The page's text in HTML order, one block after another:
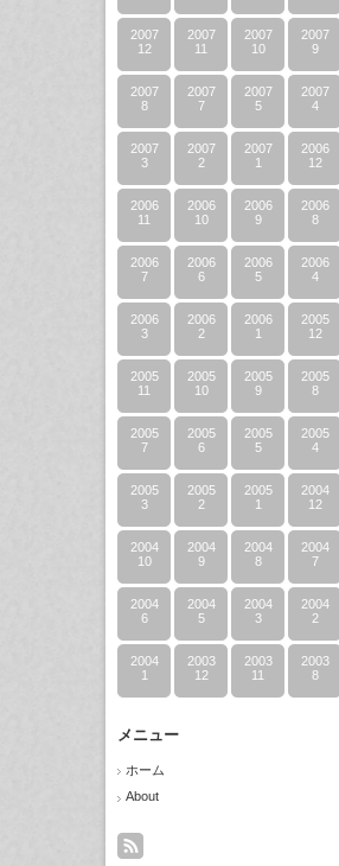
2007
12
2007
11
2007
10
2007
9
2007
8
2007
7
2007
5
2007
4
2007
3
2007
2
2007
1
2006
12
2006
11
2006
10
2006
9
2006
8
2006
7
2006
6
2006
5
2006
4
2006
3
2006
2
2006
1
2005
12
2005
11
2005
10
2005
9
2005
8
2005
7
2005
6
2005
5
2005
4
2005
3
2005
2
2005
1
2004
12
2004
10
2004
9
2004
8
2004
7
2004
6
2004
5
2004
3
2004
2
2004
1
2003
12
2003
11
2003
8
メニュー
ホーム
About